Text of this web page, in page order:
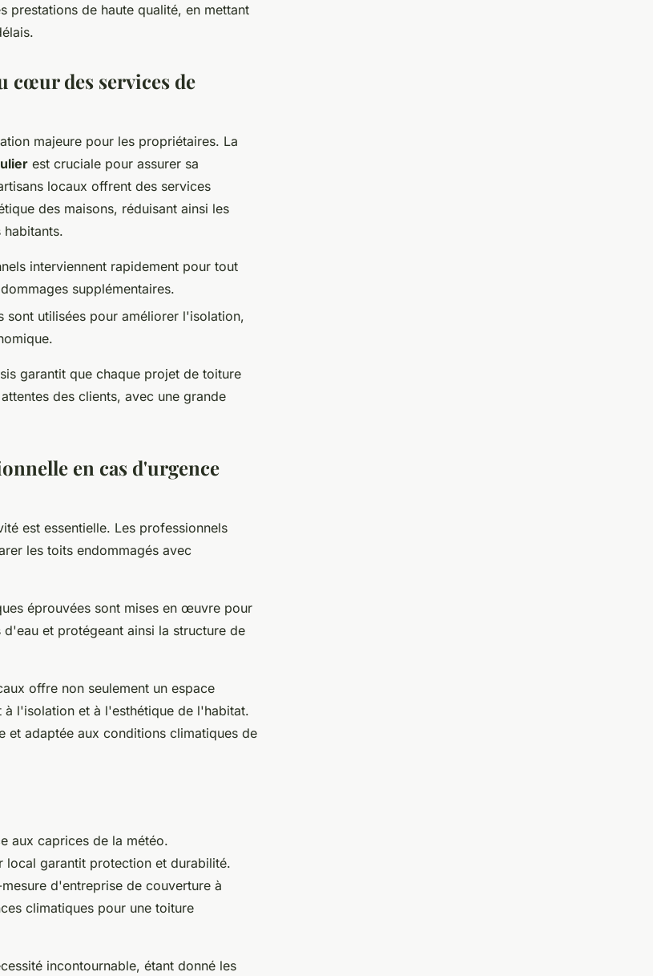
prestations de haute qualité, en mettant
cœur des services de
majeure pour les propriétaires. La
est cruciale pour assurer sa
locaux offrent des services
des maisons, réduisant ainsi les
interviennent rapidement pour tout
supplémentaires.
sont utilisées pour améliorer l'isolation,
garantit que chaque projet de toiture
des clients, avec une grande
en cas d'urgence
est essentielle. Les professionnels
les toits endommagés avec
éprouvées sont mises en œuvre pour
et protégeant ainsi la structure de
offre non seulement un espace
l'isolation et à l'esthétique de l'habitat.
et adaptée aux conditions climatiques de
aux caprices de la météo.
local garantit protection et durabilité.
d'entreprise de couverture à
climatiques pour une toiture
incontournable, étant donné les